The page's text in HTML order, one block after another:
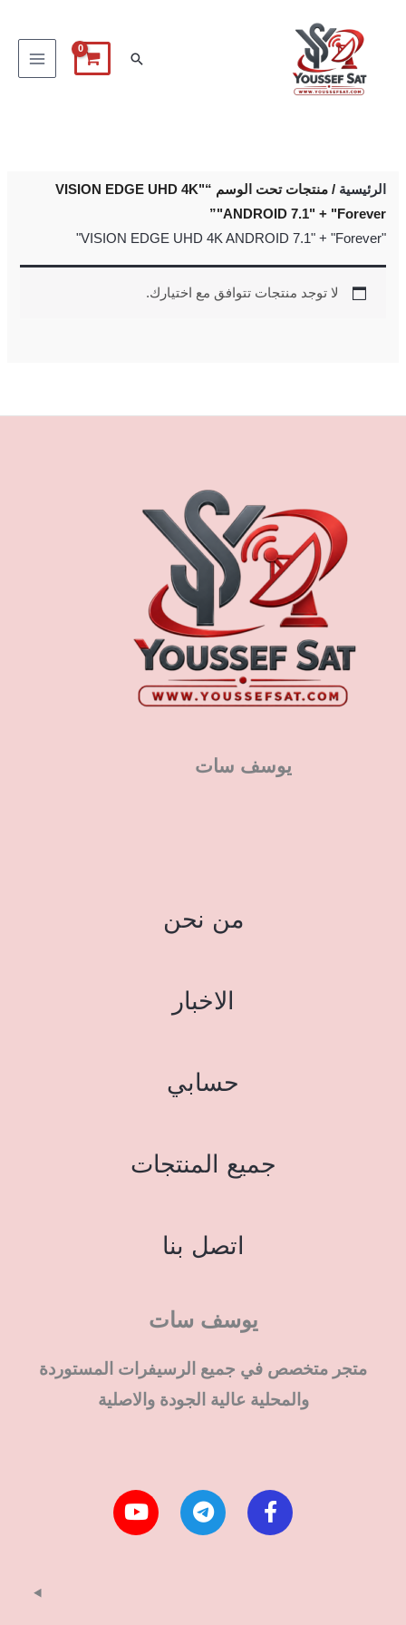
البحث
الرئيسية
/ منتجات تحت الوسم “"VISION EDGE UHD 4K
ANDROID 7.1" + "Forever"”
"VISION EDGE UHD 4K ANDROID 7.1" + "Forever"
لا توجد منتجات تتوافق مع اختيارك.
يوسف سات
من نحن
الاخبار
حسابي
جميع المنتجات
اتصل بنا
يوسف سات
متجر متخصص في جميع الرسيفرات المستوردة
والمحلية عالية الجودة والاصلية